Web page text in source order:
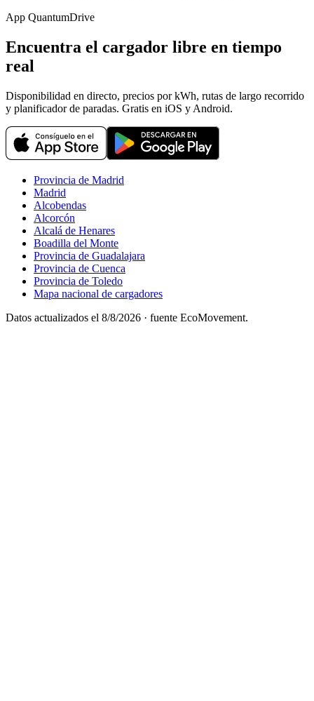
App QuantumDrive
Encuentra el cargador libre en tiempo
real
Disponibilidad en directo, precios por kWh, rutas de largo recorrido
y planificador de paradas. Gratis en iOS y Android.
Provincia de Madrid
Madrid
Alcobendas
Alcorcón
Alcalá de Henares
Boadilla del Monte
Provincia de Guadalajara
Provincia de Cuenca
Provincia de Toledo
Mapa nacional de cargadores
Datos actualizados el 8/8/2026 · fuente EcoMovement.